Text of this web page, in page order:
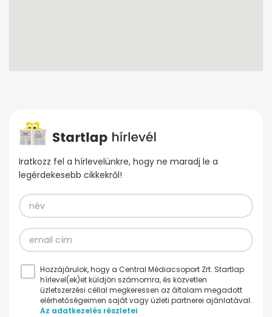
Iratkozz fel a hírlevelünkre, hogy ne maradj le a
legérdekesebb cikkekről!
Hozzájárulok, hogy a Central Médiacsoport Zrt. Startlap
hírlevel(ek)et küldjön számomra, és közvetlen
üzletszerzési céllal megkeressen az általam megadott
elérhetőségeimen saját vagy üzleti partnerei ajánlatával.
Az adatkezelés részletei